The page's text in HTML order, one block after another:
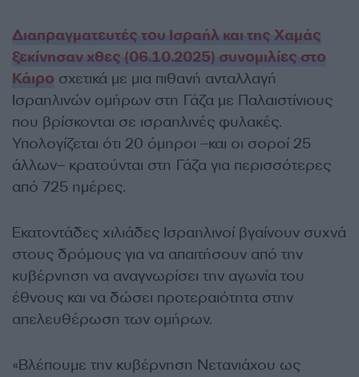
Διαπραγματευτές του Ισραήλ και της Χαμάς
ξεκίνησαν χθες (06.10.2025) συνομιλίες στο
Κάιρο σχετικά με μια πιθανή ανταλλαγή
Ισραηλινών ομήρων στη Γάζα με Παλαιστίνιους
που βρίσκονται σε ισραηλινές φυλακές.
Υπολογίζεται ότι 20 όμηροι –και οι σοροί 25
άλλων– κρατούνται στη Γάζα για περισσότερες
από 725 ημέρες.
Εκατοντάδες χιλιάδες Ισραηλινοί βγαίνουν συχνά
στους δρόμους για να απαιτήσουν από την
κυβέρνηση να αναγνωρίσει την αγωνία του
έθνους και να δώσει προτεραιότητα στην
απελευθέρωση των ομήρων.
«Βλέπουμε την κυβέρνηση Νετανιάχου ως